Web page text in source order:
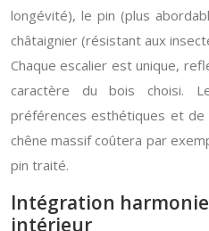
longévité), le pin (plus
châtaignier (résistant aux
Chaque escalier est unique,
caractère du bois choisi.
préférences esthétiques et
chêne massif coûtera par
pin traité.
Intégration
intérieur